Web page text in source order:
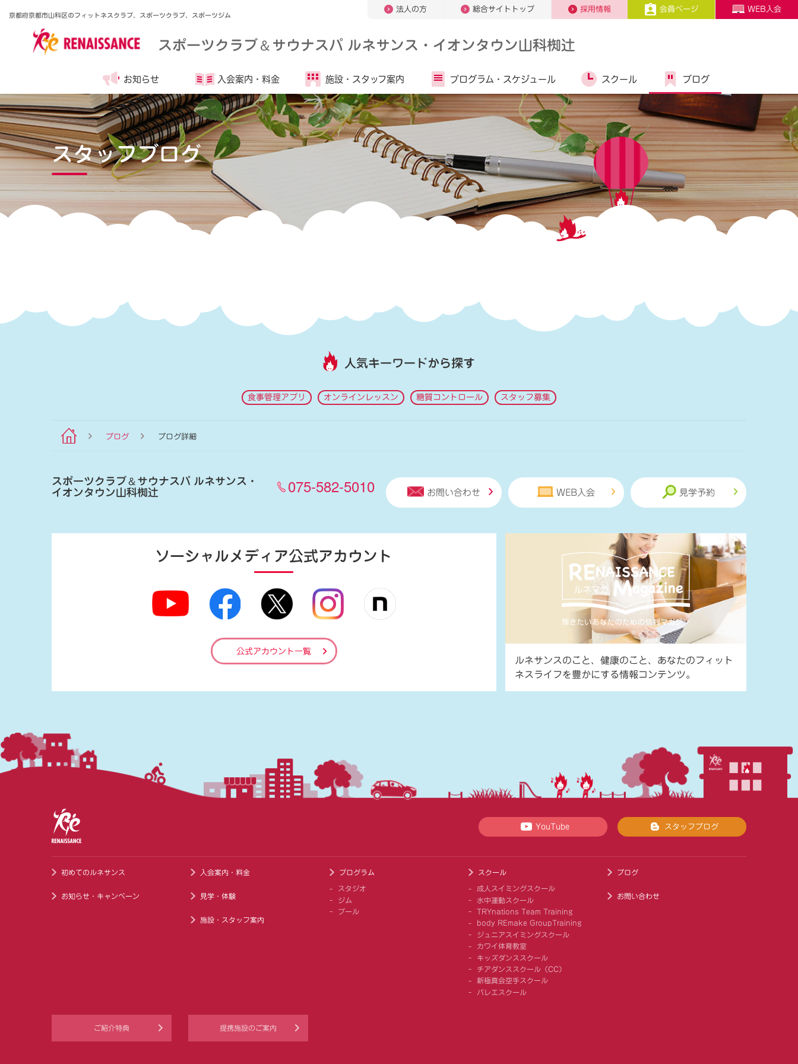
京都府京都市山科区のフィットネスクラブ、スポーツクラブ、スポーツジム
法人の方 総合サイトトップ 採用情報 会員ページ WEB入会
スポーツクラブ＆サウナスパ ルネサンス・イオンタウン山科椥辻
お知らせ 入会案内・ 料金 施設・ スタッフ案内 プログラム・ スケジュール スクール ブログ
スタッフブログ
人気キーワードから探す
食事管理アプリ オンラインレッスン 糖質コントロール スタッフ募集
ブログ ブログ詳細
スポーツクラブ＆サウナスパ ルネサンス・
イオンタウン山科椥辻 075-582-5010 お問い合わせ WEB入会 見学予約
ソーシャルメディア公式アカウント
公式アカウント一覧
ルネサンスのこと、健康のこと、あなたのフィット
ネスライフを豊かにする情報コンテンツ。
YouTube スタッフブログ
初めてのルネサンス
お知らせ・キャンペーン
入会案内・料金
見学・体験
施設・スタッフ案内
プログラム
スタジオ
ジム
プール
スクール
成人スイミングスクール
水中運動スクール
TRYnations Team Training
body REmake GroupTraining
ジュニアスイミングスクール
カワイ体育教室
キッズダンススクール
チアダンススクール（CC）
新極真会空手スクール
バレエスクール
ブログ
お問い合わせ
ご紹介特典 提携施設のご案内